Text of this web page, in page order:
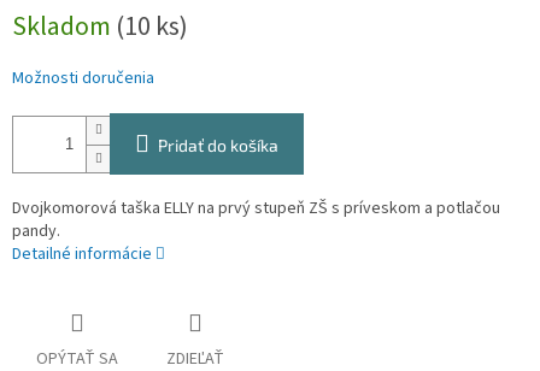
cena:
Skladom (10 ks)
Možnosti doručenia
Pridať do košíka
Dvojkomorová taška ELLY na prvý stupeň ZŠ s príveskom a potlačou
pandy.
Detailné informácie
OPÝTAŤ SA ZDIEĽAŤ